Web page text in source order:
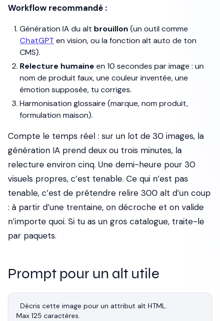
Workflow recommandé :
Génération IA du alt brouillon (un outil comme
ChatGPT en vision, ou la fonction alt auto de ton
CMS).
Relecture humaine en 10 secondes par image : un
nom de produit faux, une couleur inventée, une
émotion supposée, tu corriges.
Harmonisation glossaire (marque, nom produit,
formulation maison).
Compte le temps réel : sur un lot de 30 images, la
génération IA prend deux ou trois minutes, la
relecture environ cinq. Une demi-heure pour 30
visuels propres, c’est tenable. Ce qui n’est pas
tenable, c’est de prétendre relire 300 alt d’un coup
: à partir d’une trentaine, on décroche et on valide
n’importe quoi. Si tu as un gros catalogue, traite-le
par paquets.
Prompt pour un alt utile
Décris cette image pour un attribut alt HTML.
Max 125 caractères.